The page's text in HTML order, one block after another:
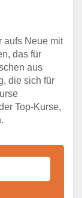
zum
in
aufs Neue mit
das für
aus
die sich für
Top-Kurse,